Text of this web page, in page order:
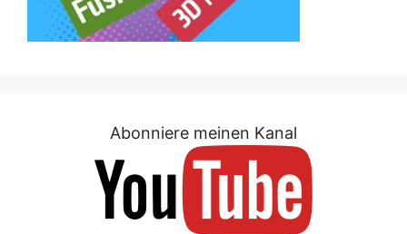
Abonniere meinen Kanal